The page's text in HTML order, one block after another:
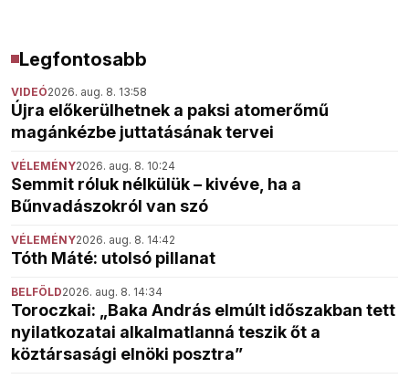
Legfontosabb
VIDEÓ2026. aug. 8. 13:58
Újra előkerülhetnek a paksi atomerőmű
magánkézbe juttatásának tervei
VÉLEMÉNY2026. aug. 8. 10:24
Semmit róluk nélkülük – kivéve, ha a
Bűnvadászokról van szó
VÉLEMÉNY2026. aug. 8. 14:42
Tóth Máté: utolsó pillanat
BELFÖLD2026. aug. 8. 14:34
Toroczkai: „Baka András elmúlt időszakban tett
nyilatkozatai alkalmatlanná teszik őt a
köztársasági elnöki posztra”